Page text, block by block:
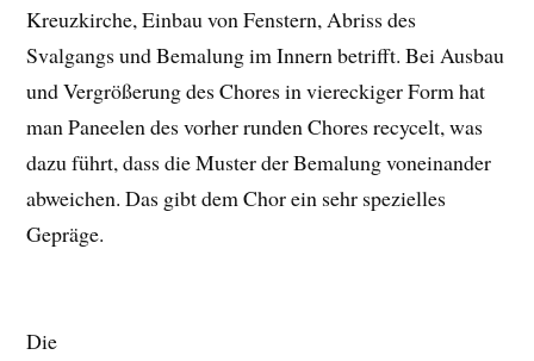
Kreuzkirche, Einbau von Fenstern, Abriss des
Svalgangs und Bemalung im Innern betrifft. Bei Ausbau
und Vergrößerung des Chores in viereckiger Form hat
man Paneelen des vorher runden Chores recycelt, was
dazu führt, dass die Muster der Bemalung voneinander
abweichen. Das gibt dem Chor ein sehr spezielles
Gepräge.
Die